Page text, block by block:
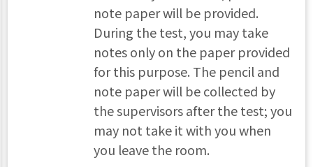
note paper will be provided.
During the test, you may take
notes only on the paper provided
for this purpose. The pencil and
note paper will be collected by
the supervisors after the test; you
may not take it with you when
you leave the room.